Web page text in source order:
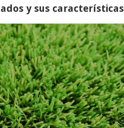
y sus características